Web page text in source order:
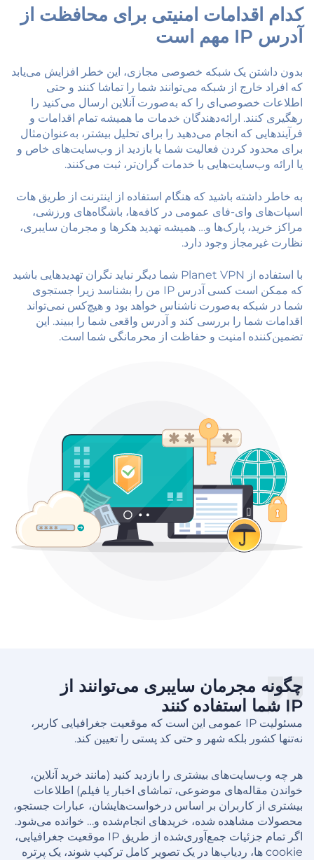
کدام اقدامات امنیتی برای محافظت از
آدرس IP مهم است
بدون داشتن یک شبکه خصوصی مجازی، این خطر افزایش می‌یابد
که افراد خارج از شبکه می‌توانند شما را تماشا کنند و حتی
اطلاعات خصوصی‌ای را که به‌صورت آنلاین ارسال می‌کنید را
رهگیری کنند. ارائه‌دهندگان خدمات ما همیشه تمام اقدامات و
فرآیندهایی که انجام می‌دهید را برای تحلیل بیشتر، به‌عنوان‌مثال
برای محدود کردن فعالیت شما یا بازدید از وب‌سایت‌های خاص و
یا ارائه وب‌سایت‌هایی با خدمات گران‌تر، ثبت می‌کنند.
به خاطر داشته باشید که هنگام استفاده از اینترنت از طریق هات
اسپات‌های وای-فای عمومی در کافه‌ها، باشگاه‌های ورزشی،
مراکز خرید، پارک‌ها و… همیشه تهدید هکرها و مجرمان سایبری،
نظارت غیرمجاز وجود دارد.
با استفاده از Planet VPN شما دیگر نباید نگران تهدیدهایی باشید
که ممکن است کسی آدرس IP من را بشناسد زیرا جستجوی
شما در شبکه به‌صورت ناشناس خواهد بود و هیچ‌کس نمی‌تواند
اقدامات شما را بررسی کند و آدرس واقعی شما را ببیند. این
تضمین‌کننده امنیت و حفاظت از محرمانگی شما است.
مسئولیت IP عمومی این است که موقعیت جغرافیایی کاربر،
نه‌تنها کشور بلکه شهر و حتی کد پستی را تعیین کند.
هر چه وب‌سایت‌های بیشتری را بازدید کنید (مانند خرید آنلاین،
خواندن مقاله‌های موضوعی، تماشای اخبار یا فیلم) اطلاعات
بیشتری از کاربران بر اساس درخواست‌هایشان، عبارات جستجو،
محصولات مشاهده شده، خریدهای انجام‌شده و… خوانده می‌شود.
اگر تمام جزئیات جمع‌آوری‌شده از طریق IP موقعیت جغرافیایی،
cookie ها، ردیاب‌ها در یک تصویر کامل ترکیب شوند، یک پرتره
چگونه مجرمان سایبری می‌توانند از
IP شما استفاده کنند